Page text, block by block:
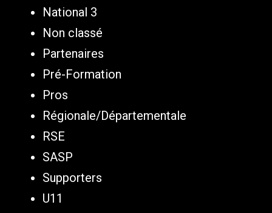
National 3
Non classé
Partenaires
Pré-Formation
Pros
Régionale/Départementale
RSE
SASP
Supporters
U11